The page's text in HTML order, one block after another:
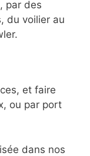
, par des
du voilier au
et faire
ou par port
dans nos